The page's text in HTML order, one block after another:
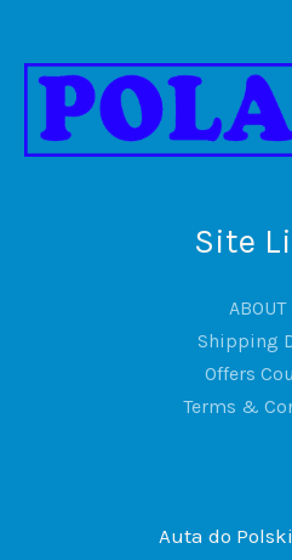
Site
ABOUT
Shipping
Offers
Terms &
Auta do Polski